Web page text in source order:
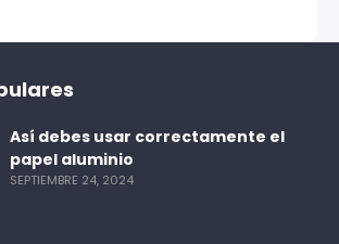
Así debes usar correctamente el
papel aluminio
SEPTIEMBRE 24, 2024